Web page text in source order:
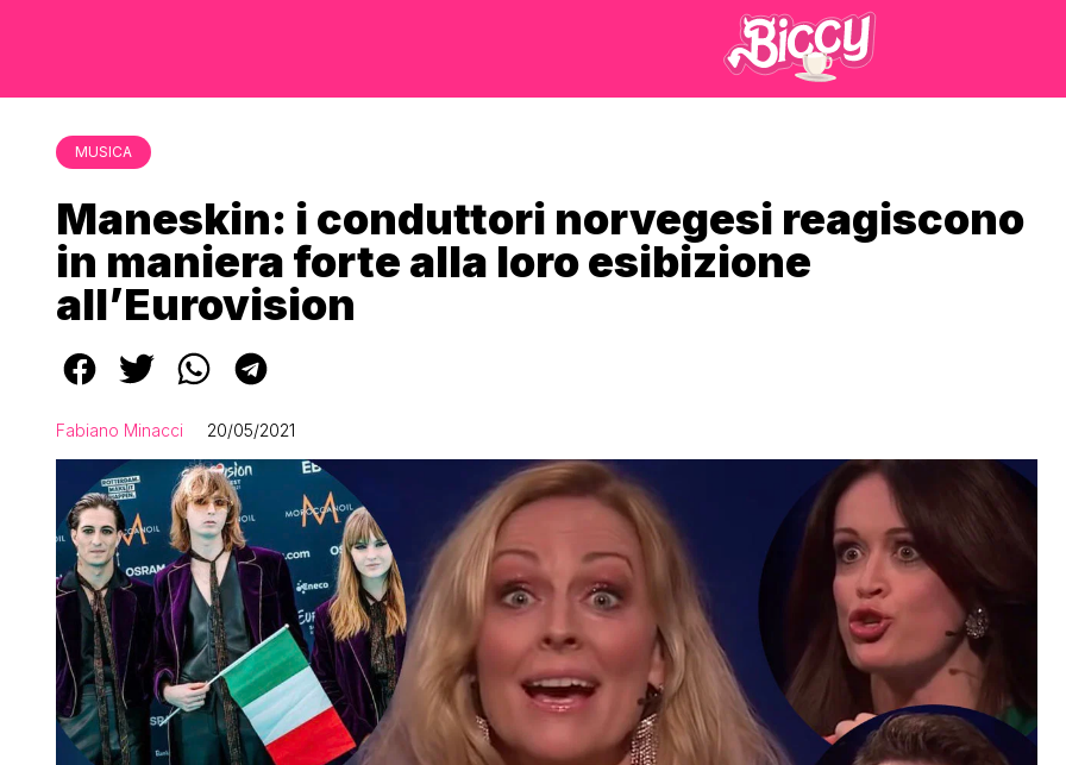
MUSICA
Maneskin: i conduttori norvegesi reagiscono
in maniera forte alla loro esibizione
all’Eurovision
Fabiano Minacci 20/05/2021